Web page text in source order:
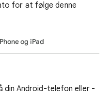
for at følge denne
og iPad
din Android-telefon eller -